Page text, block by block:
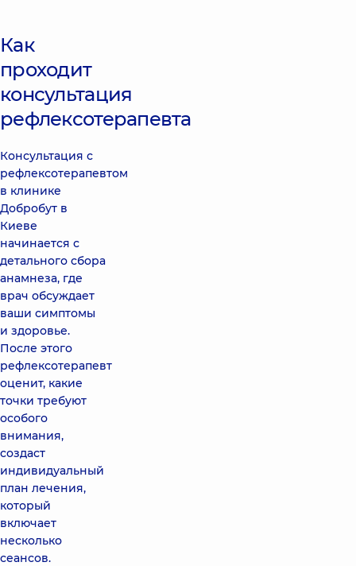
Как
проходит
консультация
рефлексотерапевта
Консультация с
рефлексотерапевтом
в клинике
Добробут в
Киеве
начинается с
детального сбора
анамнеза, где
врач обсуждает
ваши симптомы
и здоровье.
После этого
рефлексотерапевт
оценит, какие
точки требуют
особого
внимания,
создаст
индивидуальный
план лечения,
который
включает
несколько
сеансов.